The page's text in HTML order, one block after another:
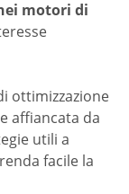
motori di
ottimizzazione
affiancata da
utili a
facile la